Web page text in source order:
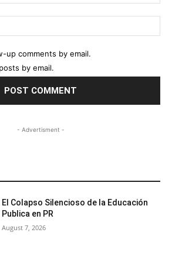
up comments by email.
by email.
- Advertisment -
El Colapso Silencioso de la Educación
Publica en PR
August 7, 2026